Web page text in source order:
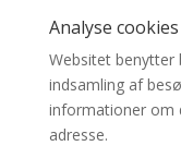
Analyse cookies
Websitet benytter
indsamling af
informationer om
adresse.